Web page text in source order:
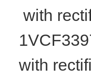
with
with